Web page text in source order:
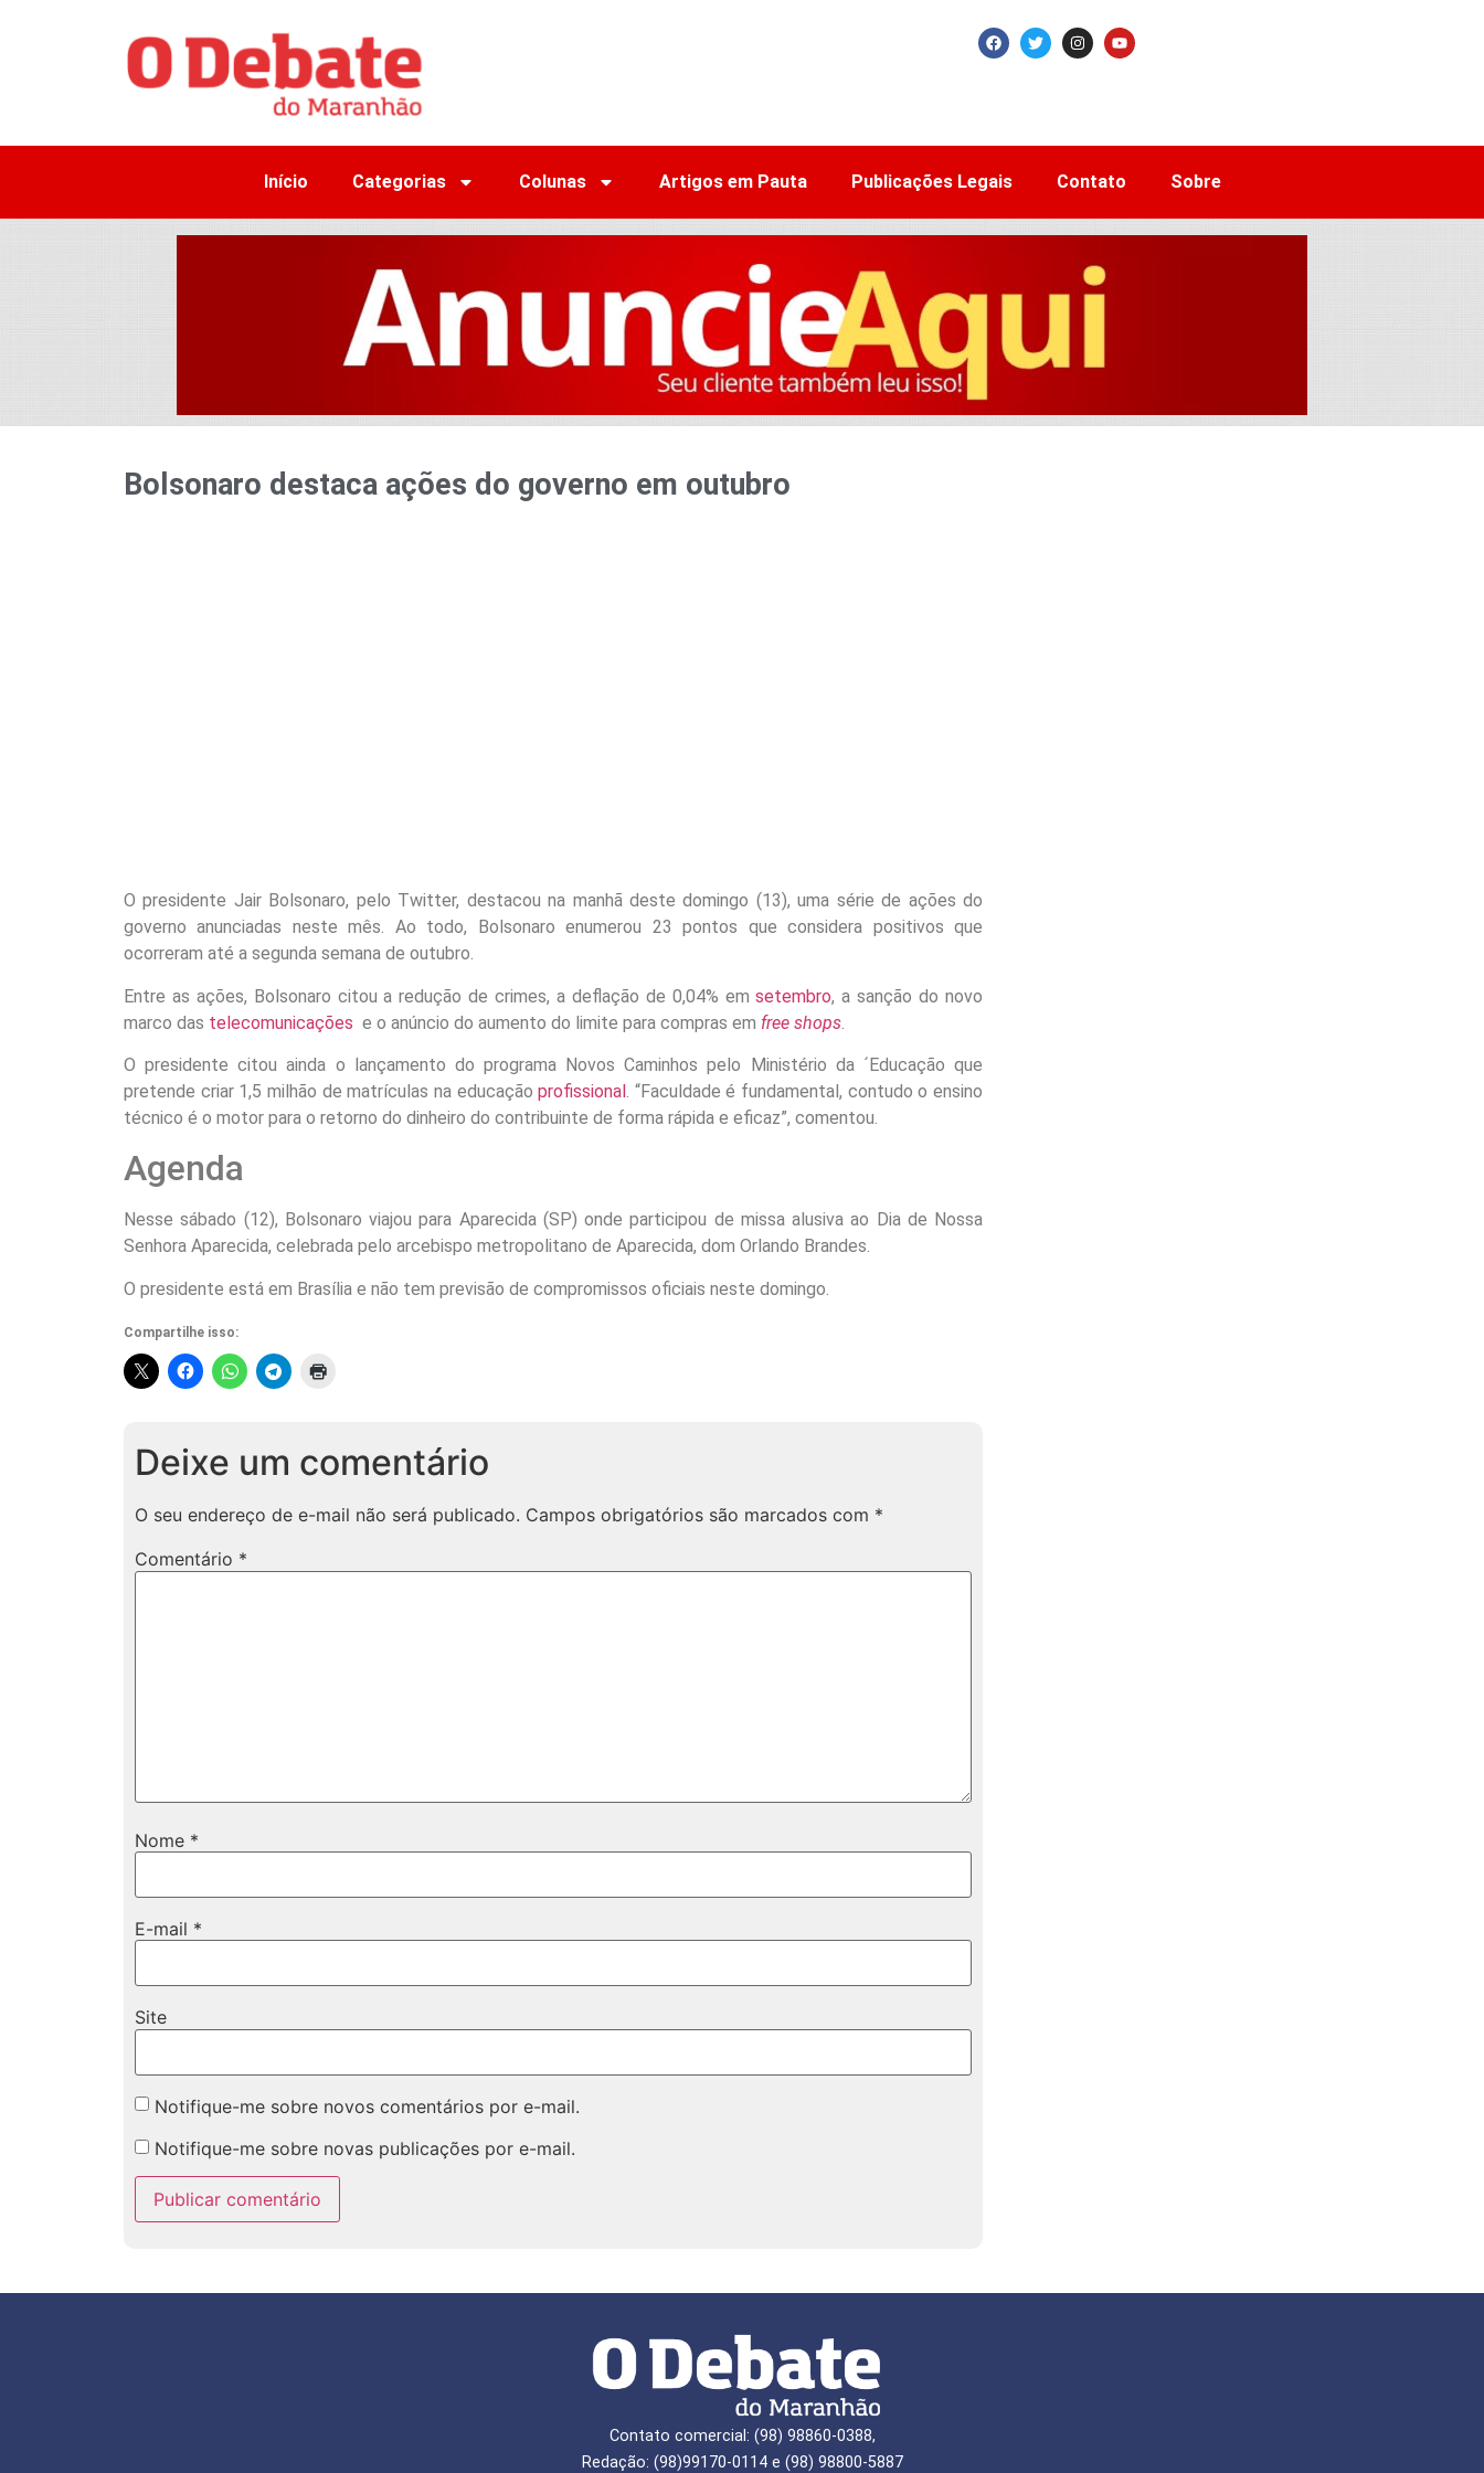
Início Categorias Colunas Artigos em Pauta Publicações Legais Contato Sobre
Bolsonaro destaca ações do governo em outubro
O presidente Jair Bolsonaro, pelo Twitter, destacou na manhã deste domingo (13), uma série de ações do
governo anunciadas neste mês. Ao todo, Bolsonaro enumerou 23 pontos que considera positivos que
ocorreram até a segunda semana de outubro.
Entre as ações, Bolsonaro citou a redução de crimes, a deflação de 0,04% emsetembro, a sanção do novo
marco das telecomunicações e o anúncio do aumento do limite para compras em free shops
O presidente citou ainda o lançamento do programa Novos Caminhos pelo Ministério da ´Educação que
pretende criar 1,5 milhão de matrículas na educaçãoprofissional. “Faculdade é fundamental, contudo o ensino
técnico é o motor para o retorno do dinheiro do contribuinte de forma rápida e eficaz”, comentou.
Agenda
Nesse sábado (12), Bolsonaro viajou para Aparecida (SP) onde participou de missa alusiva ao Dia de Nossa
Senhora Aparecida, celebrada pelo arcebispo metropolitano de Aparecida, dom Orlando Brandes.
O presidente está em Brasília e não tem previsão de compromissos oficiais neste domingo.
Compartilhe isso:
Deixe um comentário
O seu endereço de e-mail não será publicado. Campos obrigatórios são marcados com *
Comentário *
Nome *
E-mail *
Site
Notifique-me sobre novos comentários por e-mail.
Notifique-me sobre novas publicações por e-mail.
Contato comercial: (98) 98860-0388,
Redação: (98)99170-0114 e (98) 98800-5887